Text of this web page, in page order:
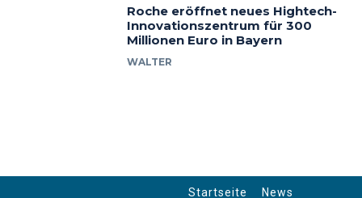
Roche eröffnet neues Hightech-
Innovationszentrum für 300
Millionen Euro in Bayern
WALTER
Startseite News